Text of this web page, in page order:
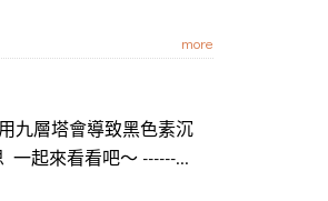
more
九層塔會導致黑色素沉
一起來看看吧～ ------...